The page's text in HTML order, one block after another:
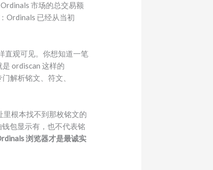
市场的总交易额
Ordinals 已经从当初
直观可见。你想知道一笔
ordiscan 这样的
解析铭文、符文、
里根本找不到那枚铭文的
包显示有，也不代表铭
浏览器才是最诚实